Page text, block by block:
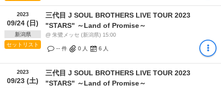
2023
09/24 (日)
新潟県
セットリスト
三代目 J SOUL BROTHERS LIVE TOUR 2023
"STARS" ～Land of Promise～
@ 朱鷺メッセ (新潟県) 15:00
-- 件 0 人 6 人
2023
09/23 (土)
三代目 J SOUL BROTHERS LIVE TOUR 2023
"STARS" ～Land of Promise～